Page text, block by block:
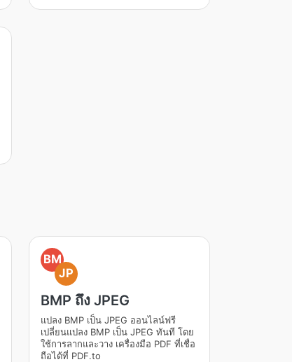
BM
JP
BMP ถึง JPEG
แปลง BMP เป็น JPEG ออนไลน์ฟรี
เปลี่ยนแปลง BMP เป็น JPEG ทันที โดย
ใช้การลากและวาง เครื่องมือ PDF ที่เชื่อ
ถือได้ที่ PDF.to